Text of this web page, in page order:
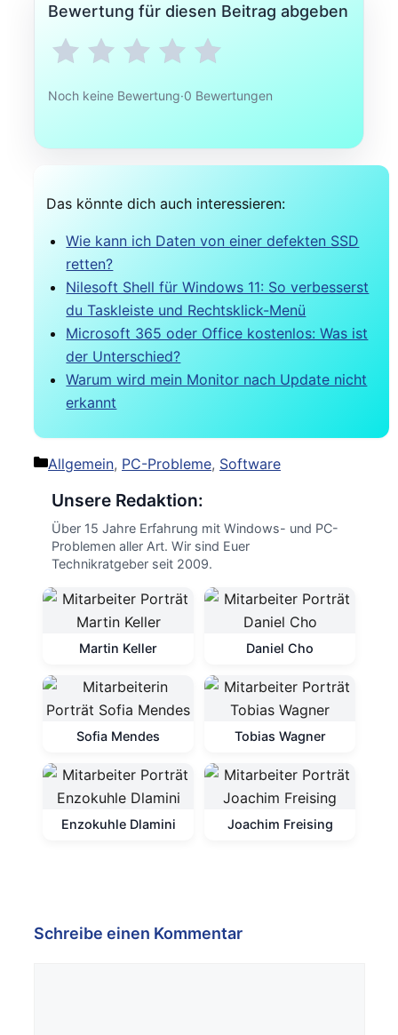
Bewertung für diesen Beitrag abgeben
Noch keine Bewertung·0 Bewertungen
Das könnte dich auch interessieren:
Wie kann ich Daten von einer defekten SSD
retten?
Nilesoft Shell für Windows 11: So verbesserst
du Taskleiste und Rechtsklick-Menü
Microsoft 365 oder Office kostenlos: Was ist
der Unterschied?
Warum wird mein Monitor nach Update nicht
erkannt
Kategorien
Allgemein, PC-Probleme, Software
Unsere Redaktion:
Über 15 Jahre Erfahrung mit Windows- und PC-
Problemen aller Art. Wir sind Euer
Technikratgeber seit 2009.
Martin Keller Daniel Cho
Sofia Mendes Tobias Wagner
Enzokuhle Dlamini Joachim Freising
Schreibe einen Kommentar